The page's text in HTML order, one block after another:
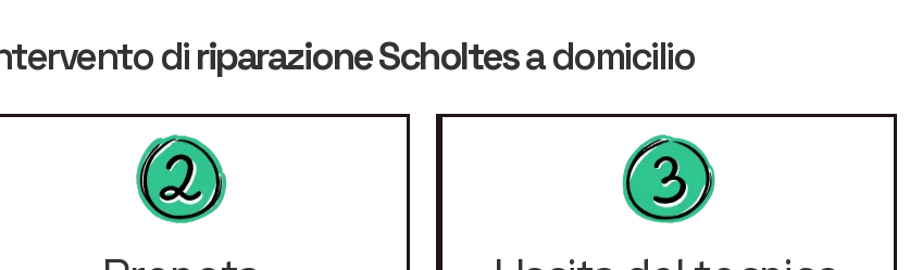
diriparazione Scholtesa domicilio